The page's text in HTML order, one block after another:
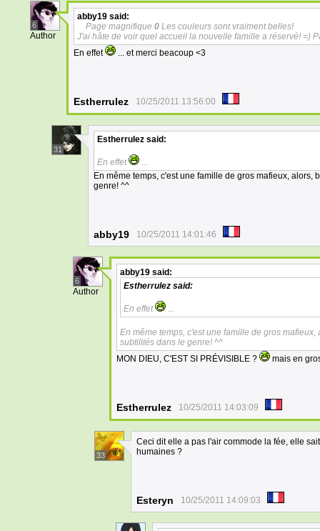
6
Author
abby19 said:
Page magnifique 0 Les couleurs sont vraiment belles!
J'ai hâte de voir quel accueil la nouvelle famille a réservé! =)
En effet
... et merci beacoup <3
Estherrulez 10/25/2011 13:56:00
31
Estherrulez said:
En effet
...
En même temps, c'est une famille de gros mafieux,
genre! ^^
abby19 10/25/2011 14:01:46
6
Author
abby19 said:
Estherrulez said:
En effet ...
En même temps, c'est une famille de gros
subtilités dans le genre! ^^
MON DIEU, C'EST SI PRÉVISIBLE ?
mais en
Estherrulez 10/25/2011 14:03:09
33
Ceci dit elle a pas l'air commode la fée, elle
humaines ?
Esteryn 10/25/2011 14:09:03